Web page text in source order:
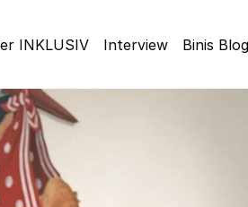
INKLUSIV Interview Binis Blog